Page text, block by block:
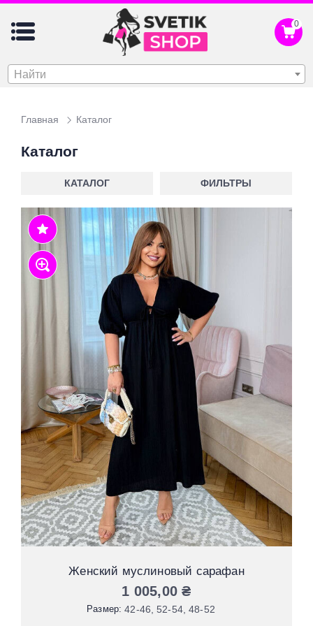
0
Найти
Главная Каталог
Каталог
КАТАЛОГ ФИЛЬТРЫ
Женский муслиновый сарафан
1 005,00₴
Размер: 42-46 52-54 48-52